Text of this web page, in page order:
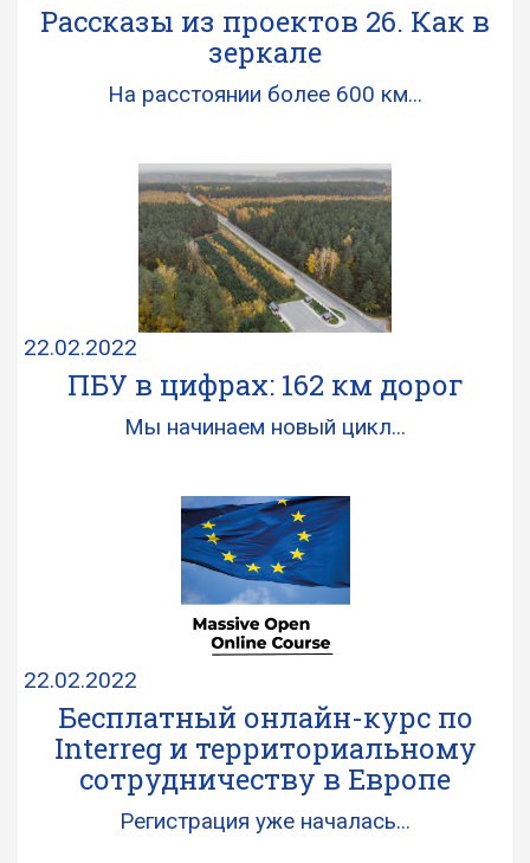
Рассказы из проектов 26. Как в
зеркале
На расстоянии более 600 км...
22.02.2022
ПБУ в цифрах: 162 км дорог
Мы начинаем новый цикл...
22.02.2022
Бесплатный онлайн-курс по
Interreg и территориальному
сотрудничеству в Европе
Регистрация уже началась...